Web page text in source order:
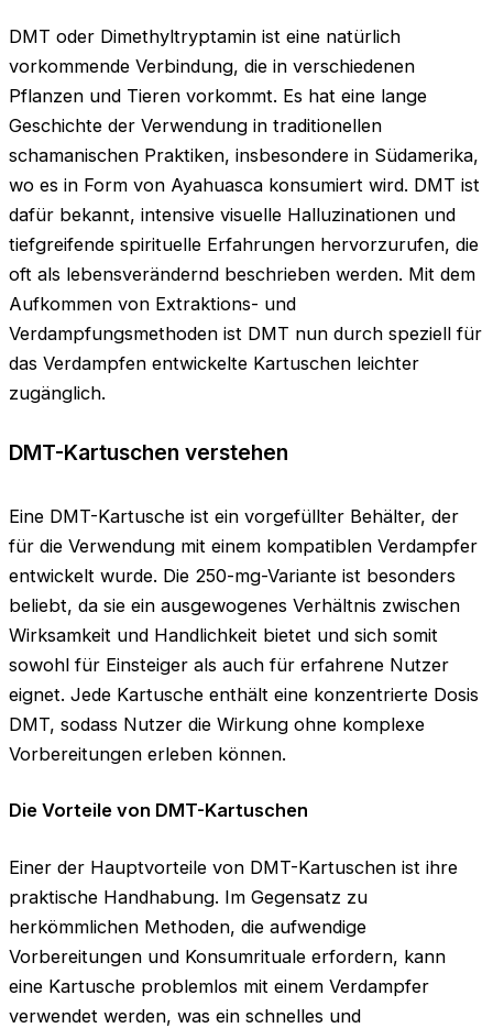
DMT oder Dimethyltryptamin ist eine natürlich
vorkommende Verbindung, die in verschiedenen
Pflanzen und Tieren vorkommt. Es hat eine lange
Geschichte der Verwendung in traditionellen
schamanischen Praktiken, insbesondere in Südamerika,
wo es in Form von Ayahuasca konsumiert wird. DMT ist
dafür bekannt, intensive visuelle Halluzinationen und
tiefgreifende spirituelle Erfahrungen hervorzurufen, die
oft als lebensverändernd beschrieben werden. Mit dem
Aufkommen von Extraktions- und
Verdampfungsmethoden ist DMT nun durch speziell für
das Verdampfen entwickelte Kartuschen leichter
zugänglich.
DMT-Kartuschen verstehen
Eine DMT-Kartusche ist ein vorgefüllter Behälter, der
für die Verwendung mit einem kompatiblen Verdampfer
entwickelt wurde. Die 250-mg-Variante ist besonders
beliebt, da sie ein ausgewogenes Verhältnis zwischen
Wirksamkeit und Handlichkeit bietet und sich somit
sowohl für Einsteiger als auch für erfahrene Nutzer
eignet. Jede Kartusche enthält eine konzentrierte Dosis
DMT, sodass Nutzer die Wirkung ohne komplexe
Vorbereitungen erleben können.
Die Vorteile von DMT-Kartuschen
Einer der Hauptvorteile von DMT-Kartuschen ist ihre
praktische Handhabung. Im Gegensatz zu
herkömmlichen Methoden, die aufwendige
Vorbereitungen und Konsumrituale erfordern, kann
eine Kartusche problemlos mit einem Verdampfer
verwendet werden, was ein schnelles und